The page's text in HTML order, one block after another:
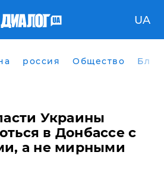
UA
россия Общество
Украины
в Донбассе с
а не мирными